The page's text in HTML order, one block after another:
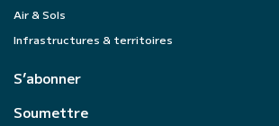
Air & Sols
Infrastructures & territoires
S’abonner
Soumettre